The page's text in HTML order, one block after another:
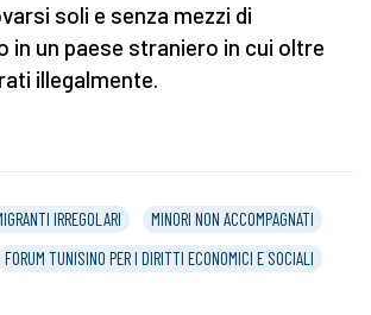
soli e senza mezzi di
in un paese straniero in cui oltre
illegalmente.
IRREGOLARI
MINORI NON ACCOMPAGNATI
FORUM TUNISINO PER I DIRITTI ECONOMICI E SOCIALI